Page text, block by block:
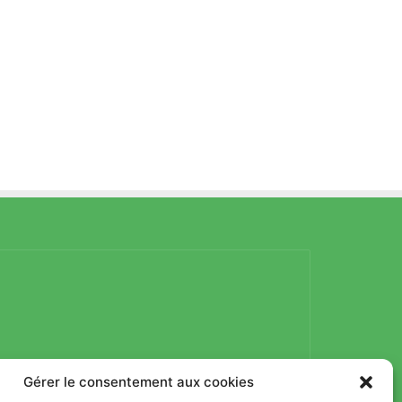
Gérer le consentement aux cookies